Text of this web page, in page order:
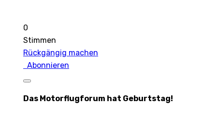
0
Stimmen
Rückgängig machen
Abonnieren
Das Motorflugforum hat Geburtstag!